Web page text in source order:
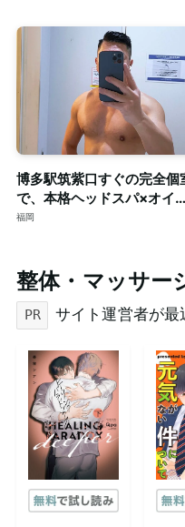
博多駅筑紫口すぐの完全個
で、本格ヘッドスパ×オイル
マッサージ。ご予約はDMで
福岡
整体・マッサー
PR サイト運営者が